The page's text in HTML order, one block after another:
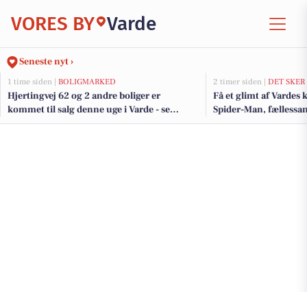
VORES BY Varde
Seneste nyt ›
1 time siden | BOLIGMARKED
Hjertingvej 62 og 2 andre boliger er
kommet til salg denne uge i Varde - se
boligerne her.
2 timer siden | DET SKER
Få et glimt af Vardes
Spider-Man,